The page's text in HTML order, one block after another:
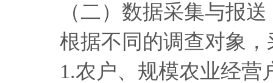
（二）数据采集与报送
根据不同的调查对象
1.农户、规模农业经营